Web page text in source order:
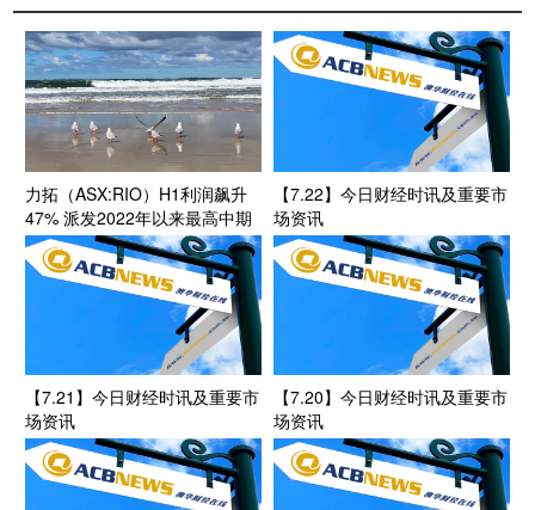
力拓（ASX:RIO）H1利润飙升
47% 派发2022年以来最高中期
股息
【7.22】今日财经时讯及重要市
场资讯
【7.21】今日财经时讯及重要市
场资讯
【7.20】今日财经时讯及重要市
场资讯